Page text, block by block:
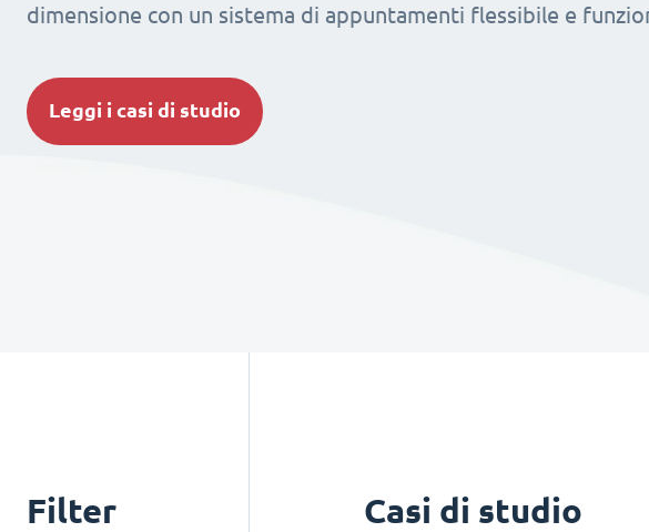
dimensione con un sistema di appuntamenti flessibile e
Leggi i casi di studio
Filter Casi di studio